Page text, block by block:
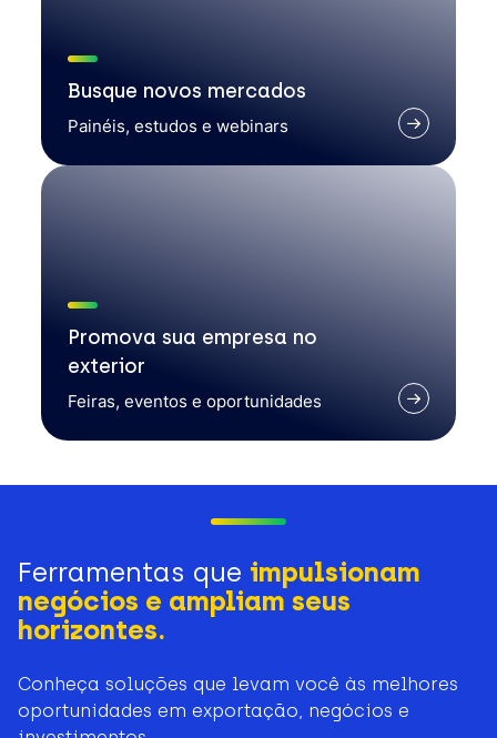
Busque novos mercados
Painéis, estudos e webinars
Promova sua empresa no
exterior
Feiras, eventos e oportunidades
Ferramentas que impulsionam
negócios e ampliam seus
horizontes.
Conheça soluções que levam você às melhores
oportunidades em exportação, negócios e